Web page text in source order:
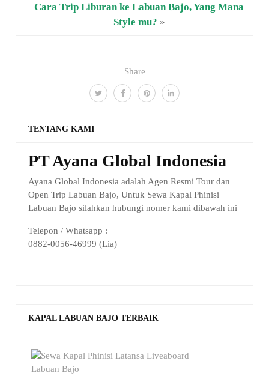
Share
Cara Trip Liburan ke Labuan Bajo, Yang Mana
Style mu? »
TENTANG KAMI
PT Ayana Global Indonesia
Ayana Global Indonesia adalah Agen Resmi Tour dan
Open Trip Labuan Bajo, Untuk Sewa Kapal Phinisi
Labuan Bajo silahkan hubungi nomer kami dibawah ini
Telepon / Whatsapp :
0882-0056-46999 (Lia)
KAPAL LABUAN BAJO TERBAIK